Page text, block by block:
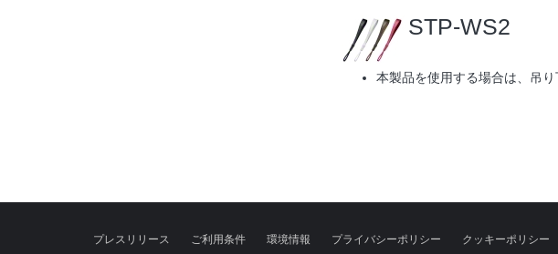
STP-WS2
本製品を使用する場合は、吊
プレスリリース ご利用条件 環境情報 プライバシーポリシー クッキーポリシー